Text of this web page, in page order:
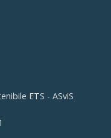
ETS - ASviS